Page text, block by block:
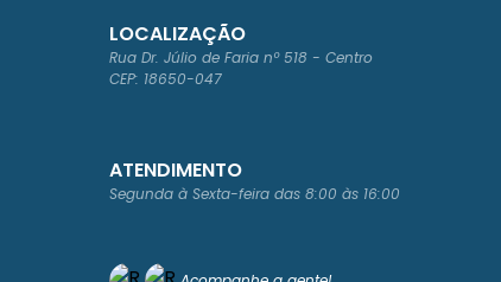
LOCALIZAÇÃO
Rua Dr. Júlio de Faria nº 518 - Centro
CEP: 18650-047
ATENDIMENTO
Segunda à Sexta-feira das 8:00 às 16:00